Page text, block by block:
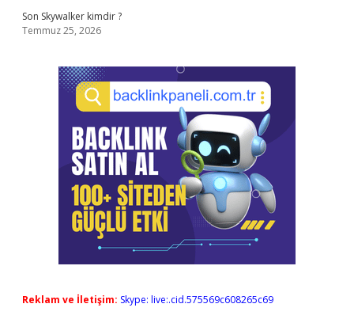
Son Skywalker kimdir ?
Temmuz 25, 2026
Reklam ve İletişim: Skype: live:.cid.575569c608265c69